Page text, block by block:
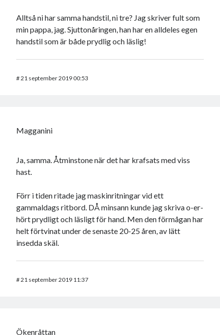
Alltså ni har samma handstil, ni tre? Jag skriver fult som
min pappa, jag. Sjuttonåringen, han har en alldeles egen
handstil som är både prydlig och läslig!
#21 september 2019 00:53
Magganini
Ja, samma. Åtminstone när det har krafsats med viss
hast.
Förr i tiden ritade jag maskinritningar vid ett
gammaldags ritbord. DÅ minsann kunde jag skriva o-er-
hört prydligt och läsligt för hand. Men den förmågan har
helt förtvinat under de senaste 20-25 åren, av lätt
insedda skäl.
#21 september 2019 11:37
Ökenråttan